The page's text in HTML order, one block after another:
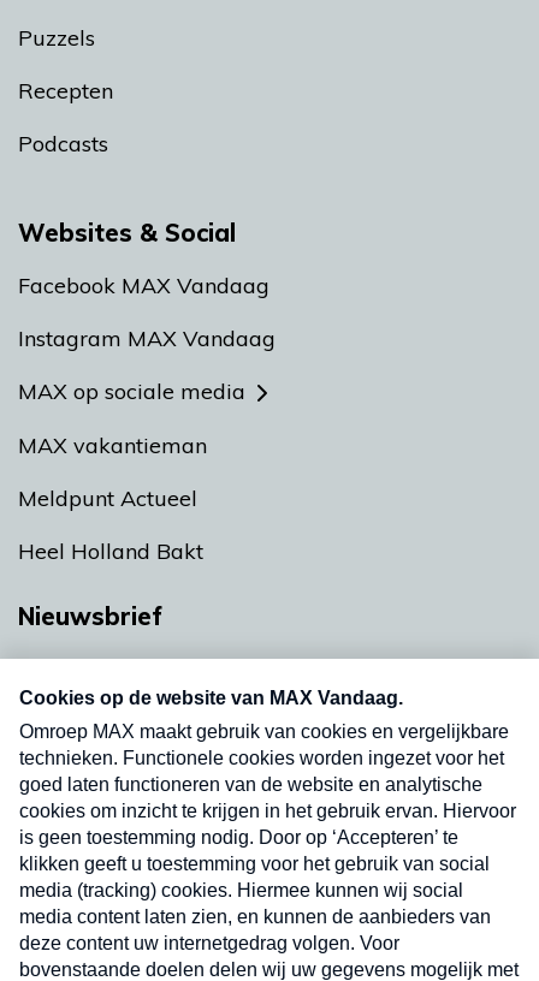
Puzzels
Recepten
Podcasts
Websites & Social
Facebook MAX Vandaag
Instagram MAX Vandaag
MAX op sociale media
MAX vakantieman
Meldpunt Actueel
Heel Holland Bakt
Nieuwsbrief
nieuwsbrief. Elke vrijdag- en dinsdagochtend in
uw mailbox.
Verzend